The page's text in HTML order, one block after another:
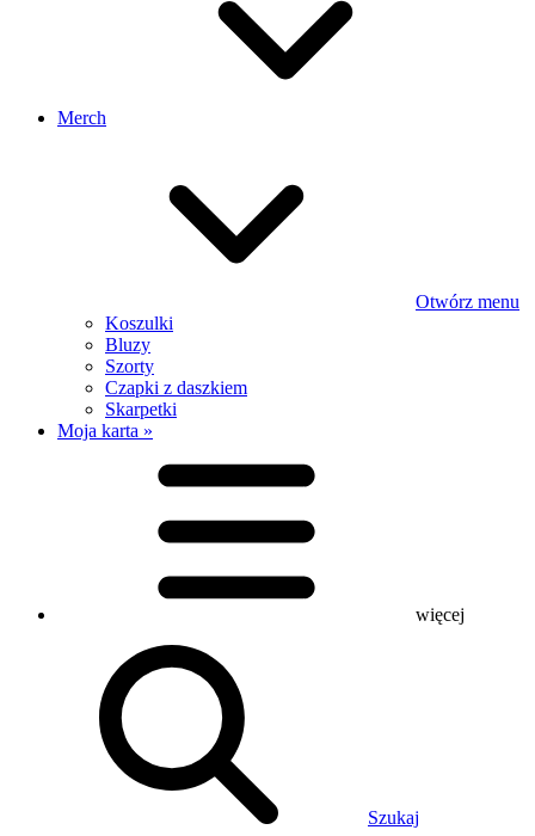
Merch
Otwórz menu
Koszulki
Bluzy
Szorty
Czapki z daszkiem
Skarpetki
Moja karta »
więcej
Szukaj